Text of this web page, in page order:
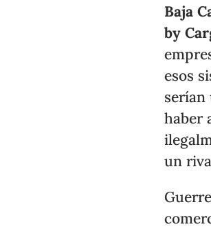
Baja
by
esos
serían
haber
un